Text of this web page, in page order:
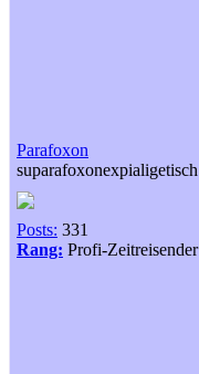
Parafoxon
suparafoxonexpialigetisch
Posts: 331
Rang: Profi-Zeitreisender